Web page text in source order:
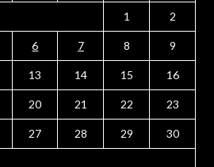
1
2
6 7 8 9
13 14 15 16
20 21 22 23
27 28 29 30